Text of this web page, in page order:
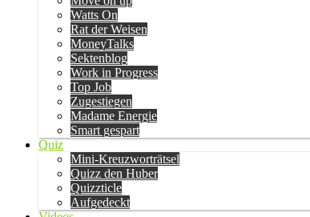
Watts On
Rat der Weisen
MoneyTalks
Sektenblog
Work in Progress
Top Job
Zugestiegen
Madame Energie
Smart gespart
Quiz
Mini-Kreuzworträtsel
Quizz den Huber
Quizzticle
Aufgedeckt